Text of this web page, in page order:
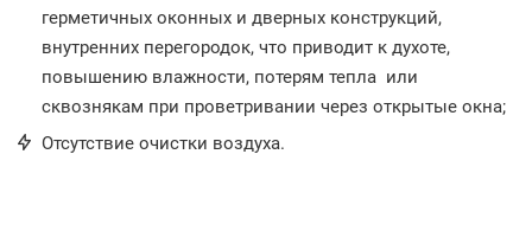
герметичных оконных и дверных конструкций,
внутренних перегородок, что приводит к духоте,
повышению влажности, потерям тепла или
сквознякам при проветривании через открытые окна;
Отсутствие очистки воздуха.